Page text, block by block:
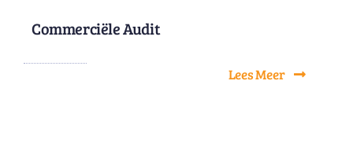
Commerciële Audit
Lees Meer